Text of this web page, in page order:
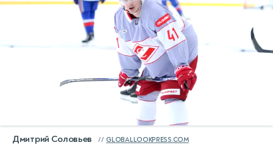
Дмитрий Соловьев GLOBALLOOKPRESS.COM